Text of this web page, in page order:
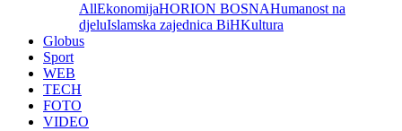
AllEkonomijaHORION BOSNAHumanost na
djeluIslamska zajednica BiHKultura
Globus
Sport
WEB
TECH
FOTO
VIDEO